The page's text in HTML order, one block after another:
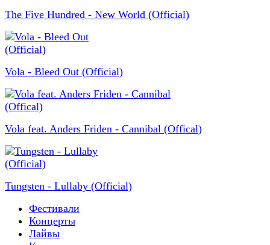
The Five Hundred - New World (Official)
Vola - Bleed Out (Official)
Vola feat. Anders Friden - Cannibal (Offical)
Tungsten - Lullaby (Official)
Фестивали
Концерты
Лайвы